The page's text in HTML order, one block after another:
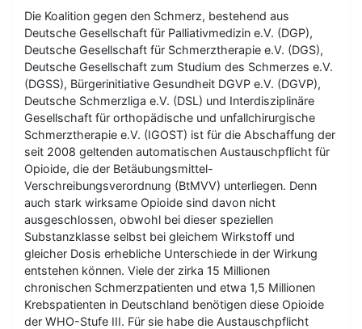
Die Koalition gegen den Schmerz, bestehend aus
Deutsche Gesellschaft für Palliativmedizin e.V. (DGP),
Deutsche Gesellschaft für Schmerztherapie e.V. (DGS),
Deutsche Gesellschaft zum Studium des Schmerzes e.V.
(DGSS), Bürgerinitiative Gesundheit DGVP e.V. (DGVP),
Deutsche Schmerzliga e.V. (DSL) und Interdisziplinäre
Gesellschaft für orthopädische und unfallchirurgische
Schmerztherapie e.V. (IGOST) ist für die Abschaffung der
seit 2008 geltenden automatischen Austauschpflicht für
Opioide, die der Betäubungsmittel-
Verschreibungsverordnung (BtMVV) unterliegen. Denn
auch stark wirksame Opioide sind davon nicht
ausgeschlossen, obwohl bei dieser speziellen
Substanzklasse selbst bei gleichem Wirkstoff und
gleicher Dosis erhebliche Unterschiede in der Wirkung
entstehen können. Viele der zirka 15 Millionen
chronischen Schmerzpatienten und etwa 1,5 Millionen
Krebspatienten in Deutschland benötigen diese Opioide
der WHO-Stufe III. Für sie habe die Austauschpflicht